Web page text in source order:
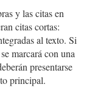
y las citas en
citas cortas:
al texto. Si
marcará con una
presentarse
principal.